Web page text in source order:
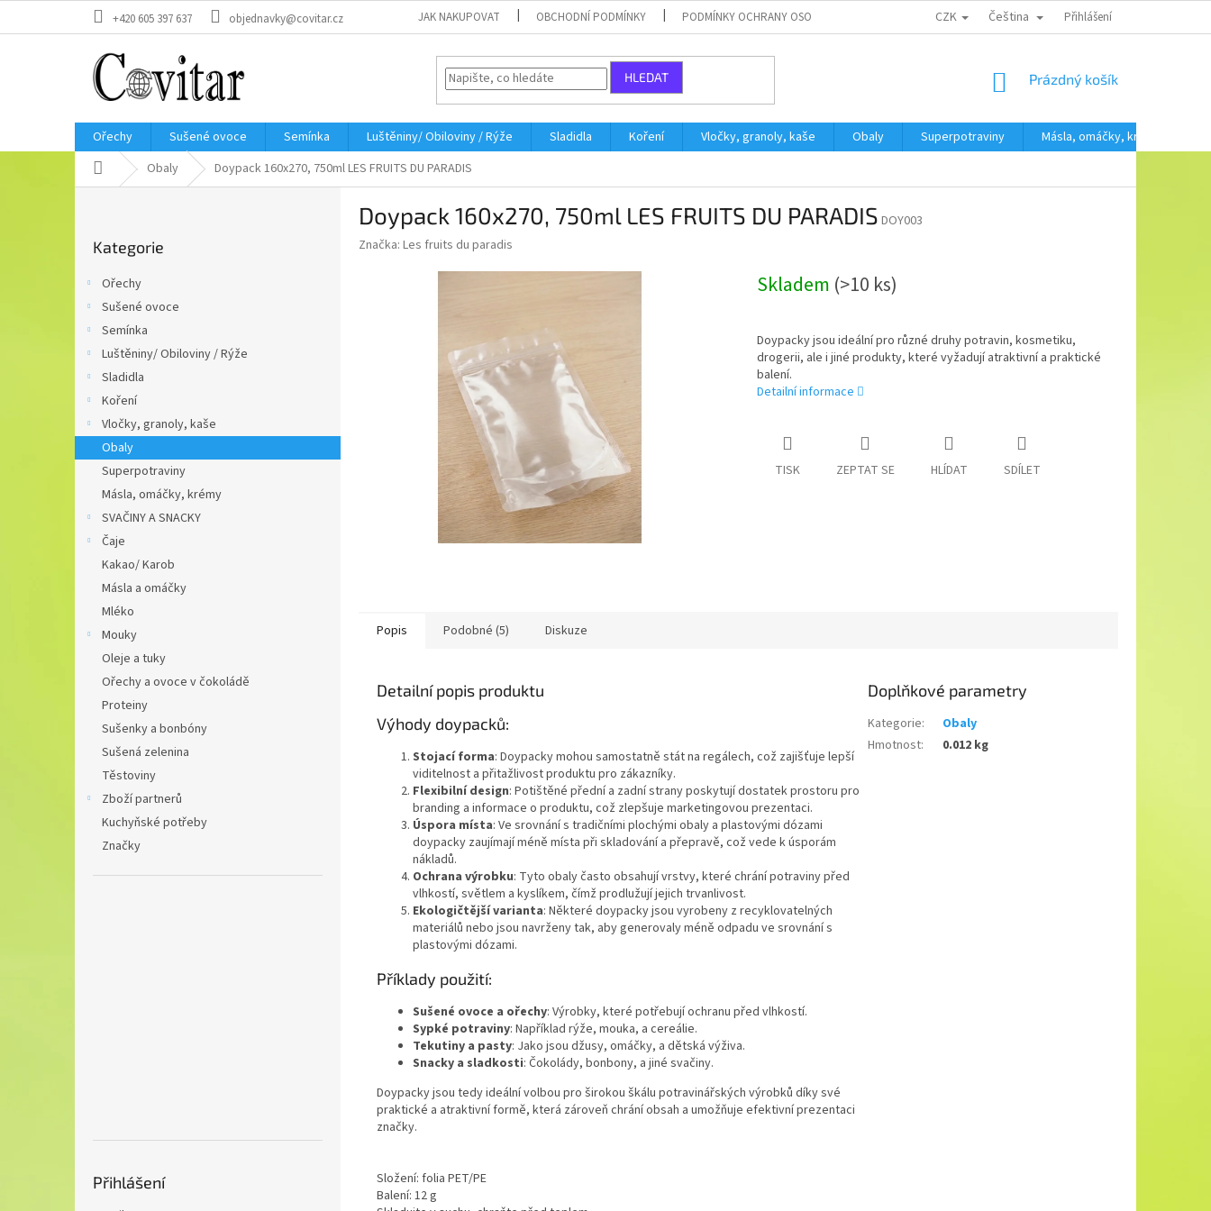
+420 605 397 637 objednavky@covitar.cz JAK NAKUPOVAT OBCHODNÍ PODMÍNKY PODMÍNKY OCHRANY OSOBNÍCH ÚDAJŮ CZK Čeština Přihlášení
HLEDAT
NÁKUPNÍ
Prázdný košík
Ořechy Sušené ovoce Semínka Luštěniny/ Obiloviny / Rýže Sladidla Koření Vločky, granoly, kaše Obaly Superpotraviny Másla, omáčky, krémy
Domů Obaly Doypack 160x270, 750ml LES FRUITS DU PARADIS
e
l
kategorie
Kategorie
Ořechy
Sušené ovoce
Semínka
Luštěniny/ Obiloviny / Rýže
Sladidla
Koření
Vločky, granoly, kaše
Obaly
Superpotraviny
Másla, omáčky, krémy
SVAČINY A SNACKY
Čaje
Kakao/ Karob
Másla a omáčky
Mléko
Mouky
Oleje a tuky
Ořechy a ovoce v čokoládě
Proteiny
Sušenky a bonbóny
Sušená zelenina
Těstoviny
Zboží partnerů
Kuchyňské potřeby
Značky
Přihlášení
Doypack 160x270, 750ml LES FRUITS DU PARADIS DOY003
Značka: Les fruits du paradis
Skladem (>10 ks)
Doypacky jsou ideální pro různé druhy potravin, kosmetiku,
drogerii, ale i jiné produkty, které vyžadují atraktivní a praktické
balení.
Detailní informace
TISK ZEPTAT SE HLÍDAT SDÍLET
Popis Podobné (5) Diskuze
Detailní popis produktu
Výhody doypacků:
Stojací forma: Doypacky mohou samostatně stát na regálech, což zajišťuje lepší
viditelnost a přitažlivost produktu pro zákazníky.
Flexibilní design: Potištěné přední a zadní strany poskytují dostatek prostoru pro
branding a informace o produktu, což zlepšuje marketingovou prezentaci.
Úspora místa: Ve srovnání s tradičními plochými obaly a plastovými dózami
doypacky zaujímají méně místa při skladování a přepravě, což vede k úsporám
nákladů.
Ochrana výrobku: Tyto obaly často obsahují vrstvy, které chrání potraviny před
vlhkostí, světlem a kyslíkem, čímž prodlužují jejich trvanlivost.
Ekologičtější varianta: Některé doypacky jsou vyrobeny z recyklovatelných
materiálů nebo jsou navrženy tak, aby generovaly méně odpadu ve srovnání s
plastovými dózami.
Příklady použití:
Sušené ovoce a ořechy: Výrobky, které potřebují ochranu před vlhkostí.
Sypké potraviny: Například rýže, mouka, a cereálie.
Tekutiny a pasty: Jako jsou džusy, omáčky, a dětská výživa.
Snacky a sladkosti: Čokolády, bonbony, a jiné svačiny.
Doypacky jsou tedy ideální volbou pro širokou škálu potravinářských výrobků díky své
praktické a atraktivní formě, která zároveň chrání obsah a umožňuje efektivní prezentaci
značky.
Složení: folia PET/PE
Balení: 12 g
Doplňkové parametry
Kategorie:
Obaly
Hmotnost: 0.012 kg